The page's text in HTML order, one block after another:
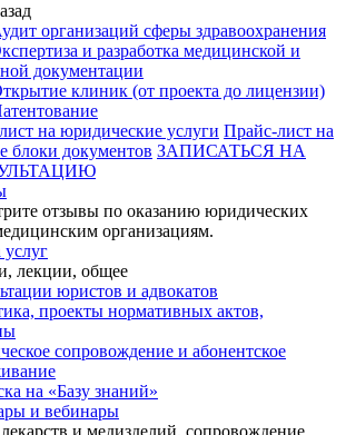
организаций сферы здравоохранения
и разработка медицинской и
документации
клиник (от проекта до лицензии)
на юридические услуги Прайс-лист на
блоки документов ЗАПИСАТЬСЯ НА
отзывы по оказанию юридических
организациям.
лекции, общее
юристов и адвокатов
проекты нормативных актов,
сопровождение и абонентское
на «Базу знаний»
и вебинары
и медизделий, сопровождение